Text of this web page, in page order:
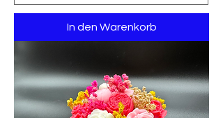
In den Warenkorb